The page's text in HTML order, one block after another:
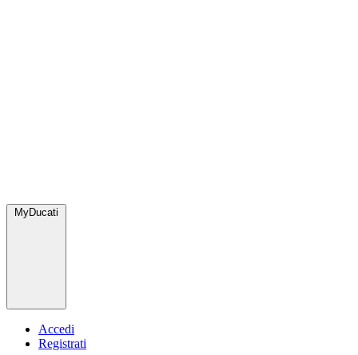
MyDucati
Accedi
Registrati